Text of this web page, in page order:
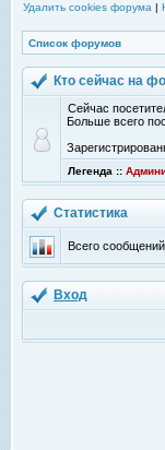
Удалить cookies форума |
Список форумов
Кто сейчас на
Сейчас
Больше всего
Легенда ::
Статистика
Всего
Вход